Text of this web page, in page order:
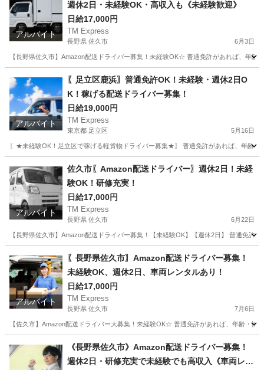
アルバイト
週休2日・未経験OK・高収入も《未経験歓迎》
日給17,000円
TM Express
長野県 佐久市 6月3日
【長野県佐久市】Amazon配送ドライバー募集！未経験OK☆ 普通免許があれば、年
ドライバー Amazon
アルバイト
〖足立区鹿浜〗普通免許OK！未経験・週休2日O
K！稼げる配送ドライバー募集！
日給19,000円
TM Express
東京都 足立区 5月16日
〖★未経験OK！足立区で稼げる軽貨物ドライバー募集★〗 普通免許があれば、年齢
ドライバー 社用車
アルバイト
佐久市〖Amazon配送ドライバー〗週休2日！未経
験OK！研修充実！
日給17,000円
TM Express
長野県 佐久市 6月22日
【長野県佐久市】Amazon配送ドライバー募集！【未経験OK】【週休2日】 普通免
ドライバー Amazon
アルバイト
〖長野県佐久市〗Amazon配送ドライバー募集！
未経験OK、週休2日、車両レンタルあり！
日給17,000円
TM Express
長野県 佐久市 7月6日
【佐久市】Amazon配送ドライバー大募集！未経験OK☆ 普通免許があれば、年齢・
ドライバー Amazon
《長野県佐久市》Amazon配送ドライバー募集！
週休2日・研修充実で未経験でも高収入《車両レン